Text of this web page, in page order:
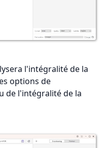
l'intégralité de la
options de
de l'intégralité de la